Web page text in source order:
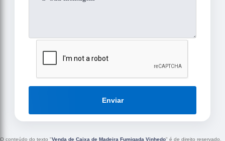
Enviar
O conteúdo do texto "Venda de Caixa de Madeira Fumigada Vinhedo" é de direito reservado.